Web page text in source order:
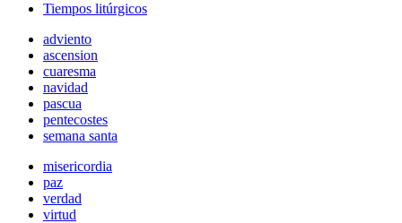
Tiempos litúrgicos
adviento
ascension
cuaresma
navidad
pascua
pentecostes
semana santa
misericordia
paz
verdad
virtud